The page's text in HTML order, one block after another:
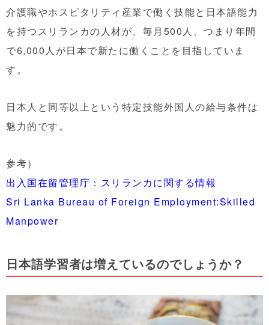
介護職やホスピタリティ産業で働く技能と日本語能力
を持つスリランカの人材が、毎月500人、つまり年間
で6,000人が日本で新たに働くことを目指していま
す。
日本人と同等以上という特定技能外国人の給与条件は
魅力的です。
参考）
出入国在留管理庁：スリランカに関する情報
Sri Lanka Bureau of Foreign Employment:Skilled
Manpower
日本語学習者は増えているのでしょうか？